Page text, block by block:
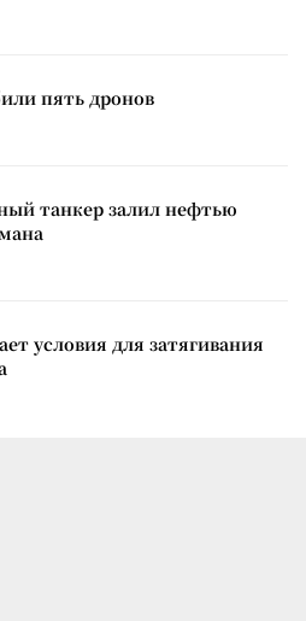
пять дронов
танкер залил нефтью
условия для затягивания